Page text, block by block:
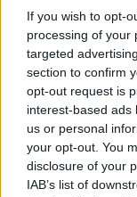
If you wish to opt-
processing of your
targeted
section to confirm
opt-out request is
interest-based ads
us or personal
your opt-out. You
disclosure of your
IAB’s list of
alberghiero,
imprese
logo da
che
agli esercizi
prodotti